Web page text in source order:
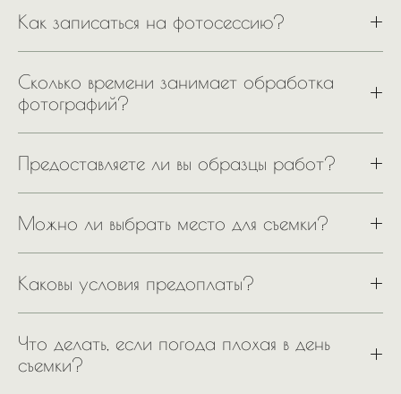
Как записаться на фотосессию?
Сколько времени занимает обработка
фотографий?
Предоставляете ли вы образцы работ?
Можно ли выбрать место для съемки?
Каковы условия предоплаты?
Что делать, если погода плохая в день
съемки?